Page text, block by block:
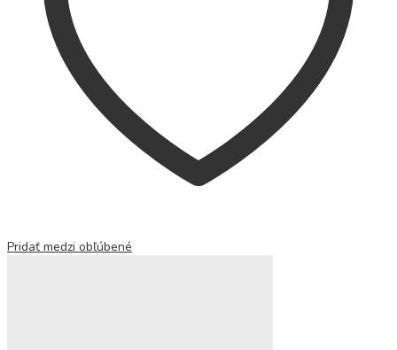
Pridať medzi obľúbené